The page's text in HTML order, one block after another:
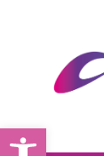
Open toolbar
springen